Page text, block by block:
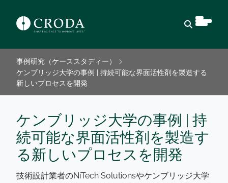
事例研究（ケーススタディー）
ケンブリッジ大学の事例 | 持続可能な界面活性剤を製造する
新しいプロセスを開発
ケンブリッジ大学の事例 | 持
続可能な界面活性剤を製造す
る新しいプロセスを開発
技術設計業者のNiTech Solutionsやケンブリッジ大学